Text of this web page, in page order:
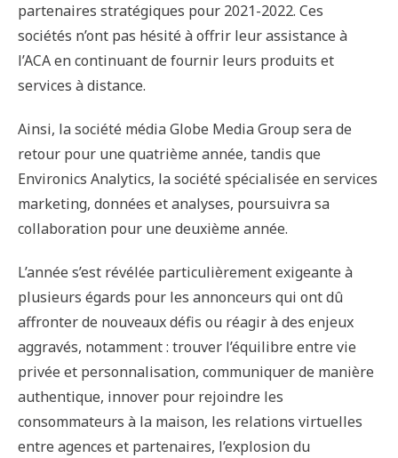
partenaires stratégiques pour 2021-2022. Ces
sociétés n’ont pas hésité à offrir leur assistance à
l’ACA en continuant de fournir leurs produits et
services à distance.
Ainsi, la société média Globe Media Group sera de
retour pour une quatrième année, tandis que
Environics Analytics, la société spécialisée en services
marketing, données et analyses, poursuivra sa
collaboration pour une deuxième année.
L’année s’est révélée particulièrement exigeante à
plusieurs égards pour les annonceurs qui ont dû
affronter de nouveaux défis ou réagir à des enjeux
aggravés, notamment : trouver l’équilibre entre vie
privée et personnalisation, communiquer de manière
authentique, innover pour rejoindre les
consommateurs à la maison, les relations virtuelles
entre agences et partenaires, l’explosion du